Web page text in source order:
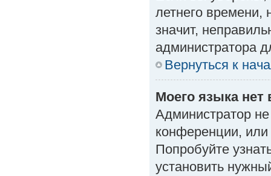
летнего времени,
значит,
администратора
Вернуться к
Моего языка нет
Администратор
конференции,
Попробуйте
установить